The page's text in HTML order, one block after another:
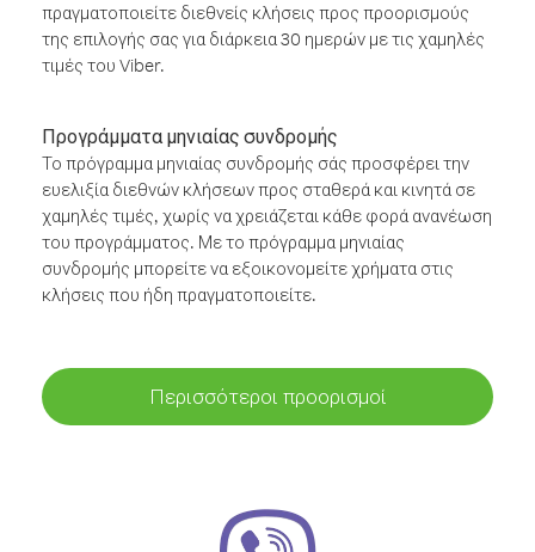
πραγματοποιείτε διεθνείς κλήσεις προς προορισμούς
της επιλογής σας για διάρκεια 30 ημερών με τις χαμηλές
τιμές του Viber.
Προγράμματα μηνιαίας συνδρομής
Το πρόγραμμα μηνιαίας συνδρομής σάς προσφέρει την
ευελιξία διεθνών κλήσεων προς σταθερά και κινητά σε
χαμηλές τιμές, χωρίς να χρειάζεται κάθε φορά ανανέωση
του προγράμματος. Με το πρόγραμμα μηνιαίας
συνδρομής μπορείτε να εξοικονομείτε χρήματα στις
κλήσεις που ήδη πραγματοποιείτε.
Περισσότεροι προορισμοί